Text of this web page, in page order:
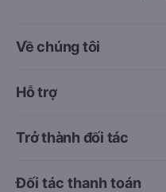
Về chúng tôi
Hỗ trợ
Trở thành đối tác
Đối tác thanh toán